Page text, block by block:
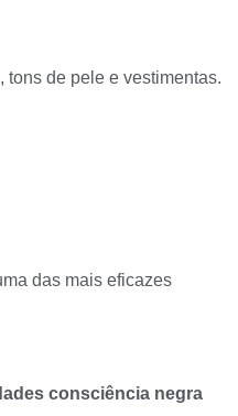
tons de pele e vestimentas.
das mais eficazes
consciência negra